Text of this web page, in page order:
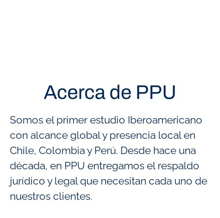
Acerca de PPU
Somos el primer estudio Iberoamericano
con alcance global y presencia local en
Chile, Colombia y Perú. Desde hace una
década, en PPU entregamos el respaldo
jurídico y legal que necesitan cada uno de
nuestros clientes.